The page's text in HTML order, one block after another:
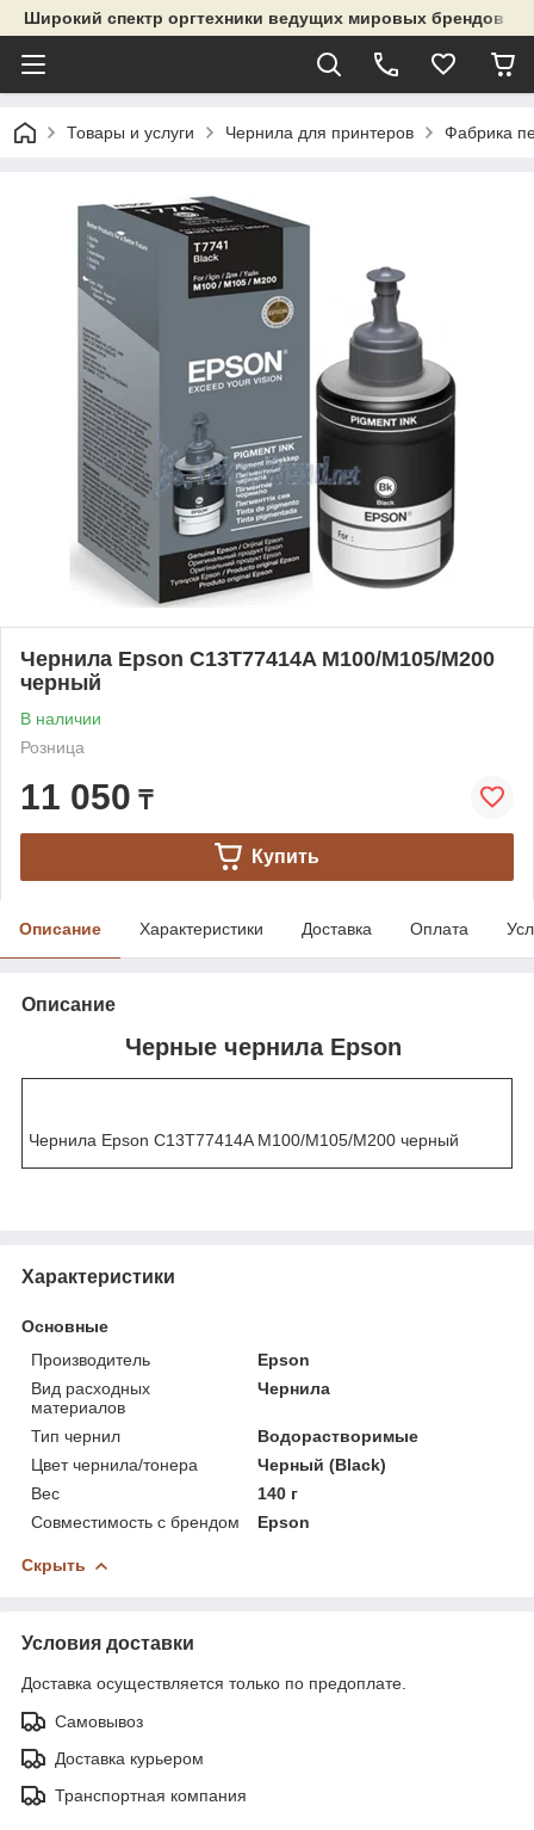
Широкий спектр оргтехники ведущих мировых брендов и
Товары и услуги Чернила для принтеров Фабрика
Чернила Epson C13T77414A M100/M105/M200
черный
В наличии
Розница
11 050 ₸
Купить
Описание Характеристики Доставка Оплата
Описание
Черные чернила Epson
Чернила Epson C13T77414A M100/M105/M200 черный
Характеристики
Основные
Производитель
Epson
Вид расходных
материалов
Чернила
Тип чернил
Водорастворимые
Цвет чернила/тонера
Черный (Black)
Вес
140 г
Совместимость с брендом
Epson
Скрыть
Условия доставки
Доставка осуществляется только по предоплате.
Самовывоз
Доставка курьером
Транспортная компания